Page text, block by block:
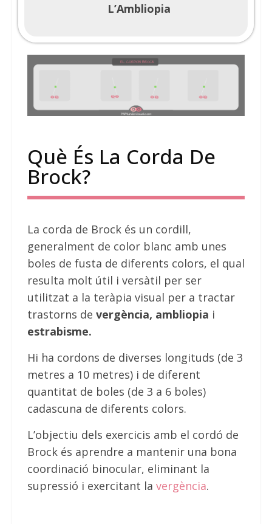
L’Ambliopia
Què És La Corda De
Brock?
La corda de Brock és un cordill,
generalment de color blanc amb unes
boles de fusta de diferents colors, el qual
resulta molt útil i versàtil per ser
utilitzat a la teràpia visual per a tractar
trastorns de vergència, ambliopia i
estrabisme.
Hi ha cordons de diverses longituds (de 3
metres a 10 metres) i de diferent
quantitat de boles (de 3 a 6 boles)
cadascuna de diferents colors.
L’objectiu dels exercicis amb el cordó de
Brock és aprendre a mantenir una bona
coordinació binocular, eliminant la
supressió i exercitant la vergència.